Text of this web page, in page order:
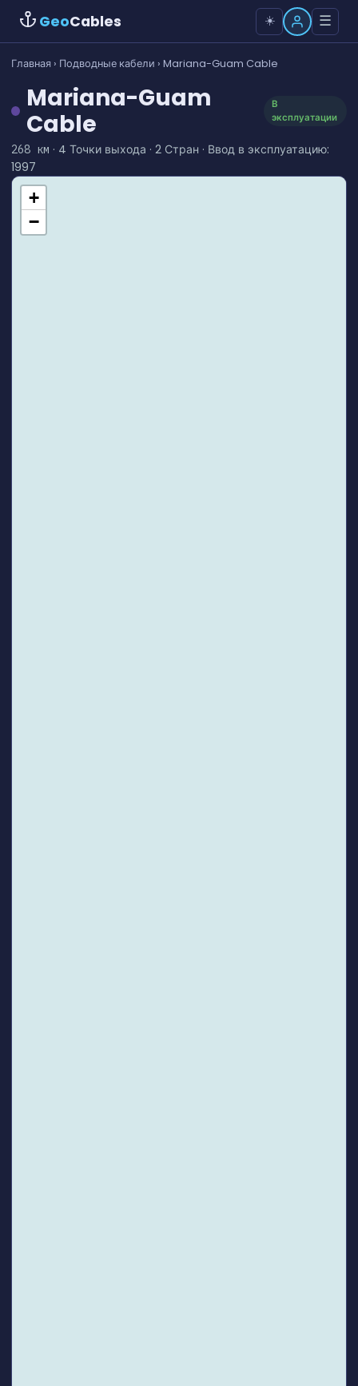
GeoCables ☀️ ☰
Главная› Подводные кабели › Mariana-Guam Cable
Mariana-Guam
Cable
В
эксплуатации
268 км · 4 Точки выхода · 2 Стран · Ввод в эксплуатацию:
1997
+
−